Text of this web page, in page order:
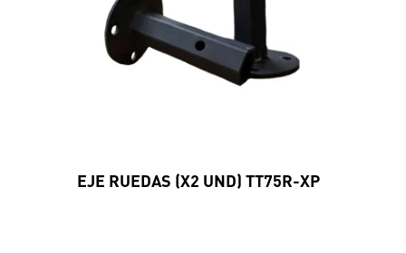
EJE RUEDAS (X2 UND) TT75R-XP